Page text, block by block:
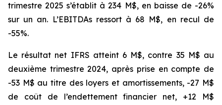
trimestre 2025 s’établit à 234 M$, en baisse de -26%
sur un an. L’EBITDAs ressort à 68 M$, en recul de
-55%.
Le résultat net IFRS atteint 6 M$, contre 35 M$ au
deuxième trimestre 2024, après prise en compte de
-53 M$ au titre des loyers et amortissements, -27 M$
de coût de l’endettement financier net, +12 M$